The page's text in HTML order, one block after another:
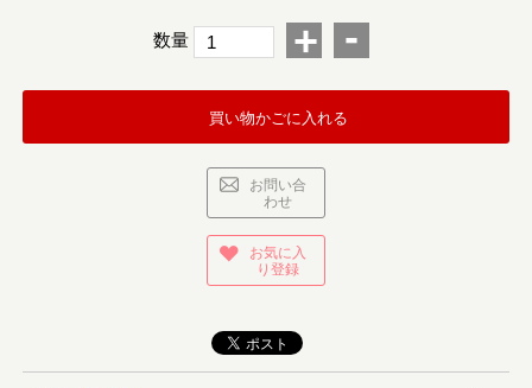
数量 + -
買い物かごに入れる
お問い合
わせ
お気に入
り登録